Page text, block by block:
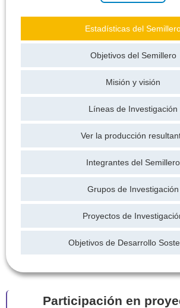
Estadísticas del
Objetivos del Semillero
Misión y visión
Líneas de Investigación
Ver la producción
Integrantes del Semillero
Grupos de Investigación
Proyectos de
Objetivos de Desarrollo
Participación en